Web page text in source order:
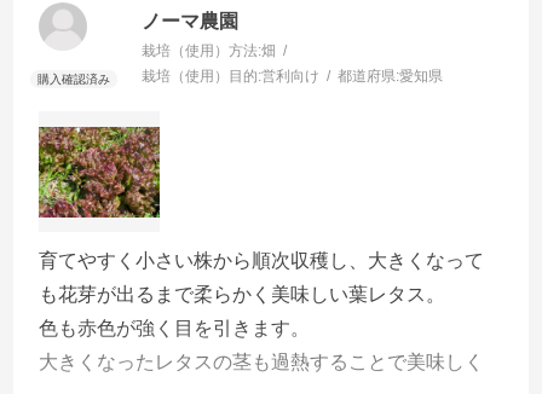
ノーマ農園
栽培（使用）方法:畑
栽培（使用）目的:営利向け 都道府県:愛知県
育てやすく小さい株から順次収穫し、大きくなって
も花芽が出るまで柔らかく美味しい葉レタス。
色も赤色が強く目を引きます。
大きくなったレタスの茎も過熱することで美味しく